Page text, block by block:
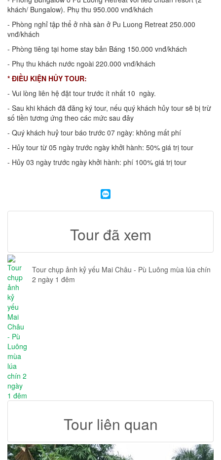
khách/ Bungalow). Phụ thu 950.000 vnđ/khách
- Phòng nghỉ tập thể ở nhà sàn ở Pu Luong Retreat 250.000
vnđ/khách
- Phòng tiêng tại home stay bản Báng 150.000 vnđ/khách
- Phụ thu khách nước ngoài 220.000 vnđ/khách
* ĐIỀU KIỆN HỦY TOUR:
- Vui lòng liên hệ đặt tour trước ít nhất 10 ngày.
- Sau khi khách đã đăng ký tour, nếu quý khách hủy tour sẽ bị trừ
số tiền tương ứng theo các mức sau đây
- Quý khách huỷ tour báo trước 07 ngày: không mất phí
- Hủy tour từ 05 ngày trước ngày khởi hành: 50% giá trị tour
- Hủy 03 ngày trước ngày khởi hành: phí 100% giá trị tour
Tour đã xem
Tour chụp ảnh kỷ yếu Mai Châu - Pù Luông mùa lúa chín
2 ngày 1 đêm
Tour liên quan